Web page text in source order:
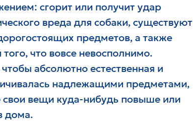
сгорит или получит удар
вреда для собаки, существуют
предметов, а также
что вовсе невосполнимо.
абсолютно естественная и
надлежащими предметами,
свои вещи куда-нибудь повыше или
дома.